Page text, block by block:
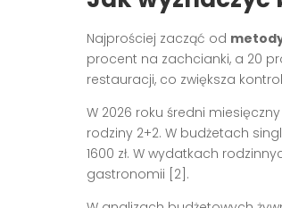
Najprościej zacząć od
procent na zachcianki, a 20
restauracji, co zwiększa
W 2026 roku średni
rodziny 2+2. W budżetach
1600 zł. W wydatkach
gastronomii [2].